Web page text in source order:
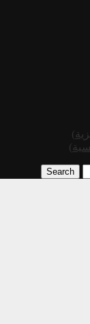
)
)
Search